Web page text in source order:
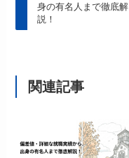
身の有名人まで徹底解
説！
関連記事